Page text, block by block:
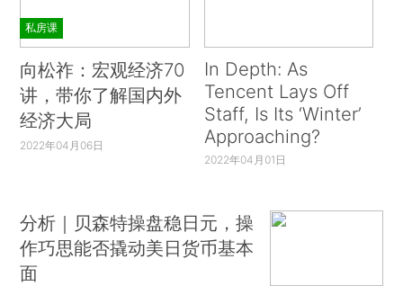
私房课
向松祚：宏观经济70
讲，带你了解国内外
经济大局
2022年04月06日
In Depth: As
Tencent Lays Off
Staff, Is Its ‘Winter’
Approaching?
2022年04月01日
分析｜贝森特操盘稳日元，操
作巧思能否撬动美日货币基本
面